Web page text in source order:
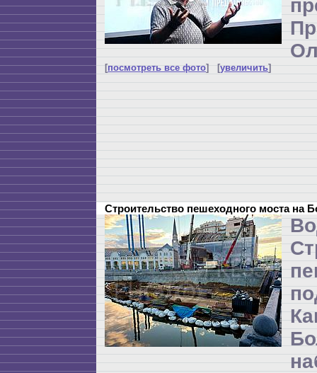
[посмотреть все фото] [увеличить]
Строительство пешеходного моста на